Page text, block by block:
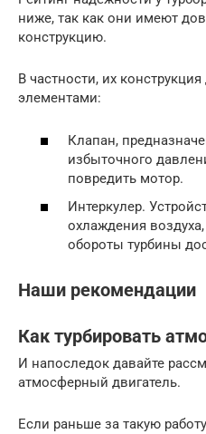
ниже, так как они имеют
конструкцию.
В частности, их
элементами:
Клапан,
избыточного
повредить мотор.
Интеркулер.
охлаждения
обороты турбины
Наши рекомендации
Как турбировать
И напоследок давайте
атмосферный двигатель.
Если раньше за такую